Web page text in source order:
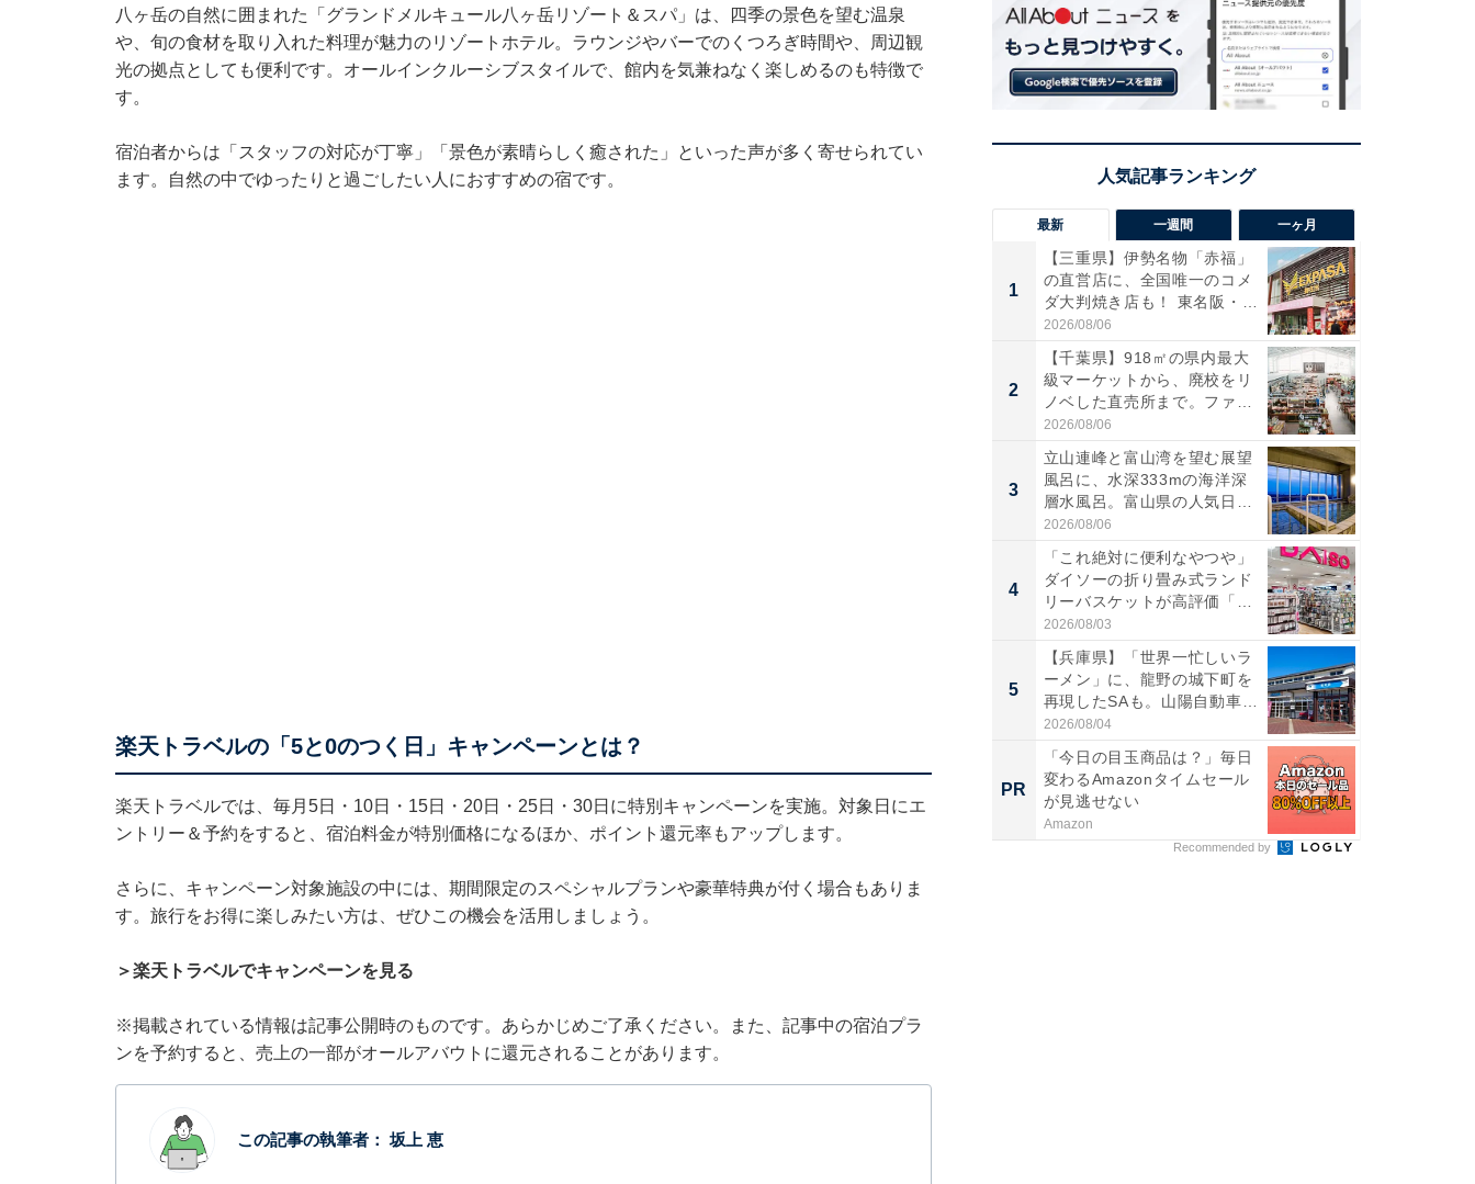
八ヶ岳の自然に囲まれた「グランドメルキュール八ヶ岳リゾート＆スパ」は、四季の景色を望む温泉
や、旬の食材を取り入れた料理が魅力のリゾートホテル。ラウンジやバーでのくつろぎ時間や、周辺観
光の拠点としても便利です。オールインクルーシブスタイルで、館内を気兼ねなく楽しめるのも特徴で
す。
宿泊者からは「スタッフの対応が丁寧」「景色が素晴らしく癒された」といった声が多く寄せられてい
ます。自然の中でゆったりと過ごしたい人におすすめの宿です。
楽天トラベルの「5と0のつく日」キャンペーンとは？
楽天トラベルでは、毎月5日・10日・15日・20日・25日・30日に特別キャンペーンを実施。対象日にエ
ントリー＆予約をすると、宿泊料金が特別価格になるほか、ポイント還元率もアップします。
さらに、キャンペーン対象施設の中には、期間限定のスペシャルプランや豪華特典が付く場合もありま
す。旅行をお得に楽しみたい方は、ぜひこの機会を活用しましょう。
＞楽天トラベルでキャンペーンを見る
※掲載されている情報は記事公開時のものです。あらかじめご了承ください。また、記事中の宿泊プラ
ンを予約すると、売上の一部がオールアバウトに還元されることがあります。
この記事の執筆者： 坂上 恵
最新 一週間 一ヶ月
1
【三重県】伊勢名物「赤福」
の直営店に、全国唯一のコメ
ダ大判焼き店も！ 東名阪・
伊...
2026/08/06
2
【千葉県】918㎡の県内最大
級マーケットから、廃校をリ
ノベした直売所まで。ファ
ー...
2026/08/06
3
立山連峰と富山湾を望む展望
風呂に、水深333mの海洋深
層水風呂。富山県の人気日
帰...
2026/08/06
4
「これ絶対に便利なやつや」
ダイソーの折り畳み式ランド
リーバスケットが高評価「使
わ...
2026/08/03
5
【兵庫県】「世界一忙しいラ
ーメン」に、龍野の城下町を
再現したSAも。山陽自動車
道...
2026/08/04
PR
「今日の目玉商品は？」毎日
変わるAmazonタイムセール
が見逃せない
Amazon
Recommended by